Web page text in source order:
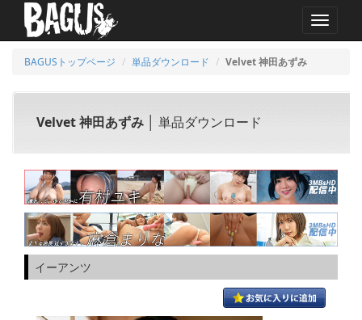
MENU
BAGUSトップページ 単品ダウンロード Velvet 神田あずみ
Velvet 神田あずみ │ 単品ダウンロード
イーアンツ